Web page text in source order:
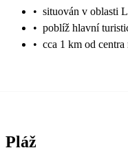
• situován v oblasti
• poblíž hlavní
• cca 1 km od centra
Pláž